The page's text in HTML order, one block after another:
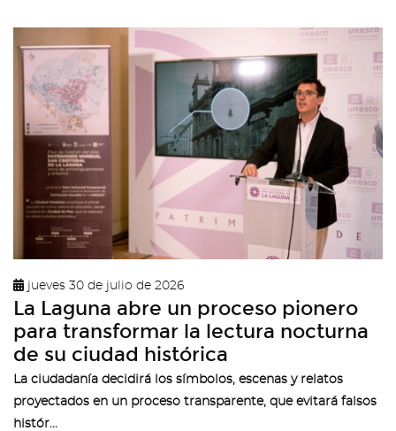
jueves 30 de julio de 2026
La Laguna abre un proceso pionero
para transformar la lectura nocturna
de su ciudad histórica
La ciudadanía decidirá los símbolos, escenas y relatos
proyectados en un proceso transparente, que evitará falsos
histór...